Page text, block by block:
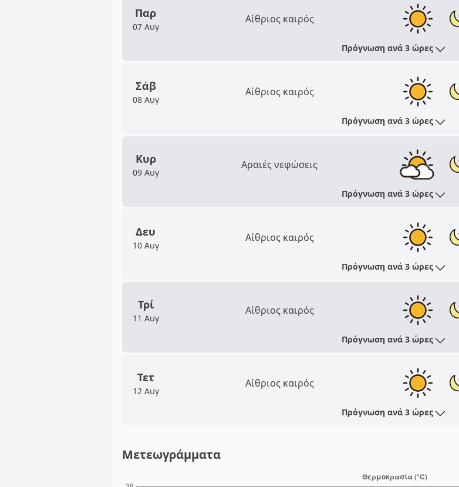
Παρ
07 Αυγ
Αίθριος καιρός
Πρόγνωση ανά 3 ώρες
Σάβ
08 Αυγ
Αίθριος καιρός
Πρόγνωση ανά 3 ώρες
Κυρ
09 Αυγ
Αραιές νεφώσεις
Πρόγνωση ανά 3 ώρες
Δευ
10 Αυγ
Αίθριος καιρός
Πρόγνωση ανά 3 ώρες
Τρί
11 Αυγ
Αίθριος καιρός
Πρόγνωση ανά 3 ώρες
Τετ
12 Αυγ
Αίθριος καιρός
Πρόγνωση ανά 3 ώρες
Μετεωγράμματα